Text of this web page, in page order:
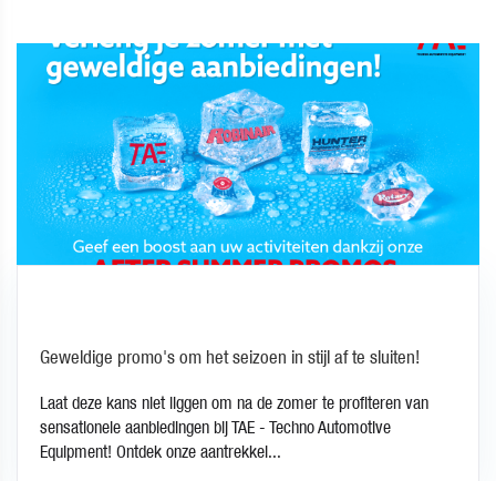
Geweldige promo's om het seizoen in stijl af te sluiten!
Laat deze kans niet liggen om na de zomer te profiteren van
sensationele aanbiedingen bij TAE - Techno Automotive
Equipment! Ontdek onze aantrekkel...